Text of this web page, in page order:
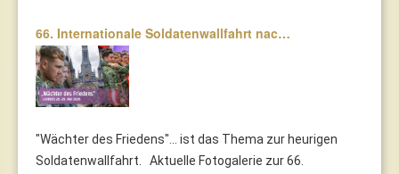
66. Internationale Soldatenwallfahrt nac…
"Wächter des Friedens"... ist das Thema zur heurigen
Soldatenwallfahrt. Aktuelle Fotogalerie zur 66.